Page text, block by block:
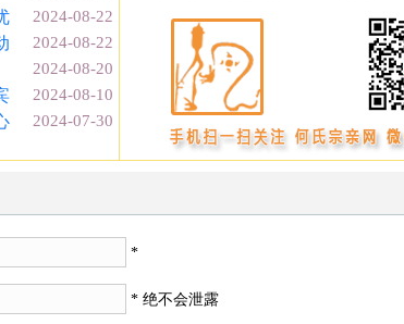
2024-08-22
2024-08-22
2024-08-20
2024-08-10
2024-07-30
*
* 绝不会泄露